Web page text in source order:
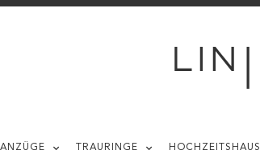
TRAURINGE HOCHZEITSHAUS